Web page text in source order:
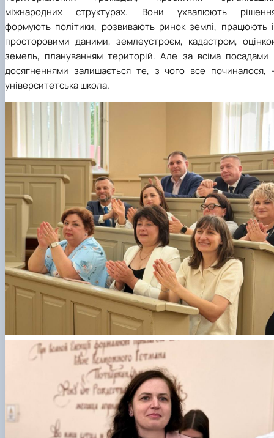
міжнародних структурах. Вони ухвалюють
формують політики, розвивають ринок землі, працюють
просторовими даними, землеустроєм, кадастром,
земель, плануванням територій. Але за всіма посадами
досягненнями залишається те, з чого все починалося,
університетська школа.